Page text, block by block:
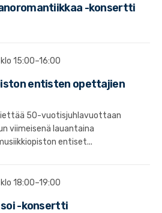
-konsertti
15:00–16:00
entisten opettajien
50-vuotisjuhlavuottaan
viimeisenä lauantaina
entiset...
18:00–19:00
-konsertti